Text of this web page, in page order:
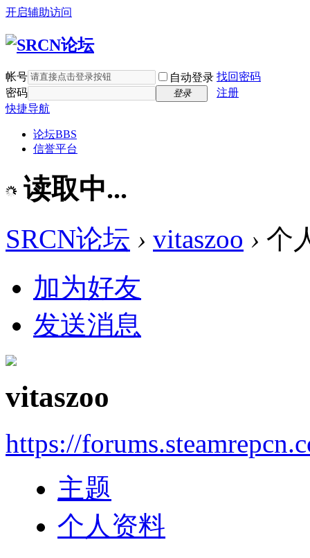
开启辅助访问
帐号 自动登录 找回密码
密码
登录
注册
快捷导航
论坛BBS
信誉平台
读取中...
SRCN论坛 › vitaszoo › 个
加为好友
发送消息
vitaszoo
https://
主题
个人资料